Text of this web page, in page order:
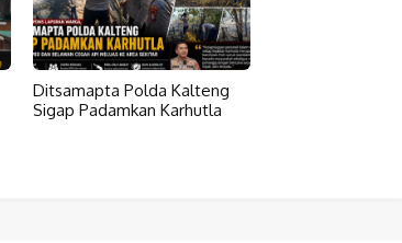
Ditsamapta Polda Kalteng
Sigap Padamkan Karhutla